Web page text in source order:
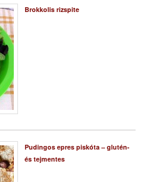
Brokkolis rizspite
Pudingos epres piskóta – glutén-
és tejmentes